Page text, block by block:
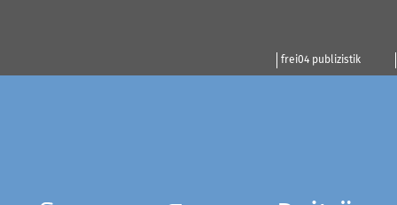
frei04 publizistik